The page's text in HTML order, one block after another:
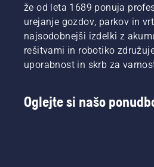
že od leta 1689 ponuja
urejanje gozdov, parkov in
najsodobnejši izdelki z
rešitvami in robotiko
uporabnost in skrb za
Oglejte si našo